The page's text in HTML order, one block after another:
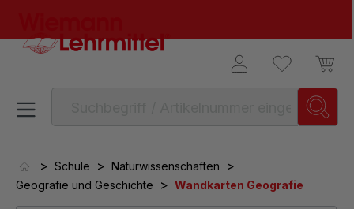
> Schule > Naturwissenschaften >
Geografie und Geschichte > Wandkarten Geografie